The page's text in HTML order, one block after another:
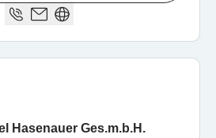
Hasenauer Ges.m.b.H.